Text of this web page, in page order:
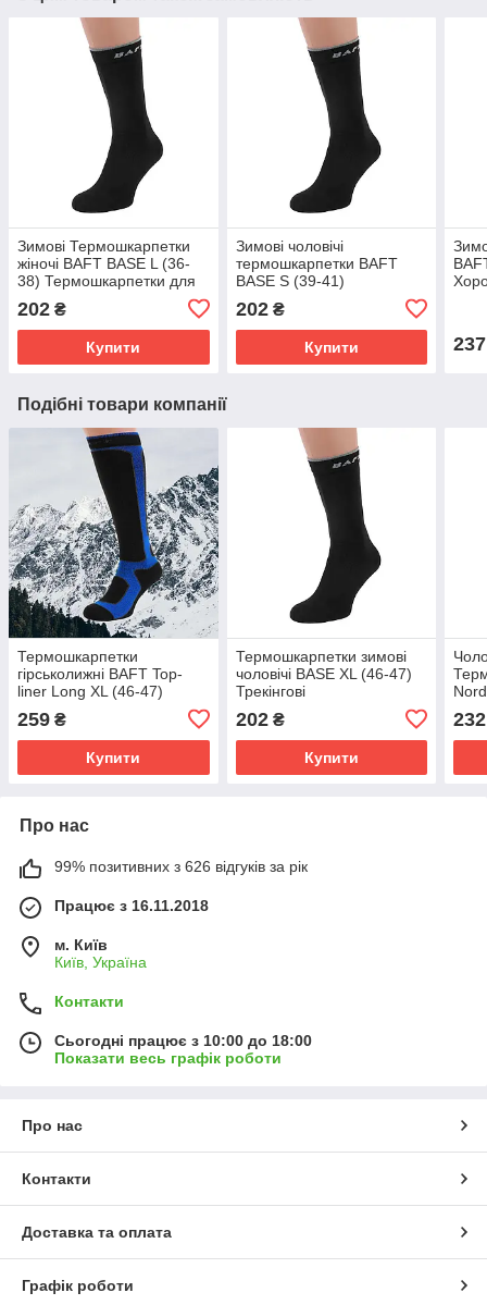
Зимові Термошкарпетки
жіночі BAFT BASE L (36-
38) Термошкарпетки для
202 ₴
Купити
Зимові чоловічі
термошкарпетки BAFT
BASE S (39-41)
зимової риболовлі
202₴
Купити 237
Подібні товари компанії
Термошкарпетки
гірськолижні BAFT Top-
liner Long XL (46-47)
Шкарпетки зимові високі
259 ₴
Купити
Термошкарпетки зимові
чоловічі BASE XL (46-47)
Трекінгові
202₴
Купити
232
Про нас
99% позитивних з 626 відгуків за рік
Працює з 16.11.2018
м. Київ
Київ, Україна
Контакти
Сьогодні працює з 10:00 до 18:00
Показати весь графік роботи
Про нас
Контакти
Доставка та оплата
Графік роботи